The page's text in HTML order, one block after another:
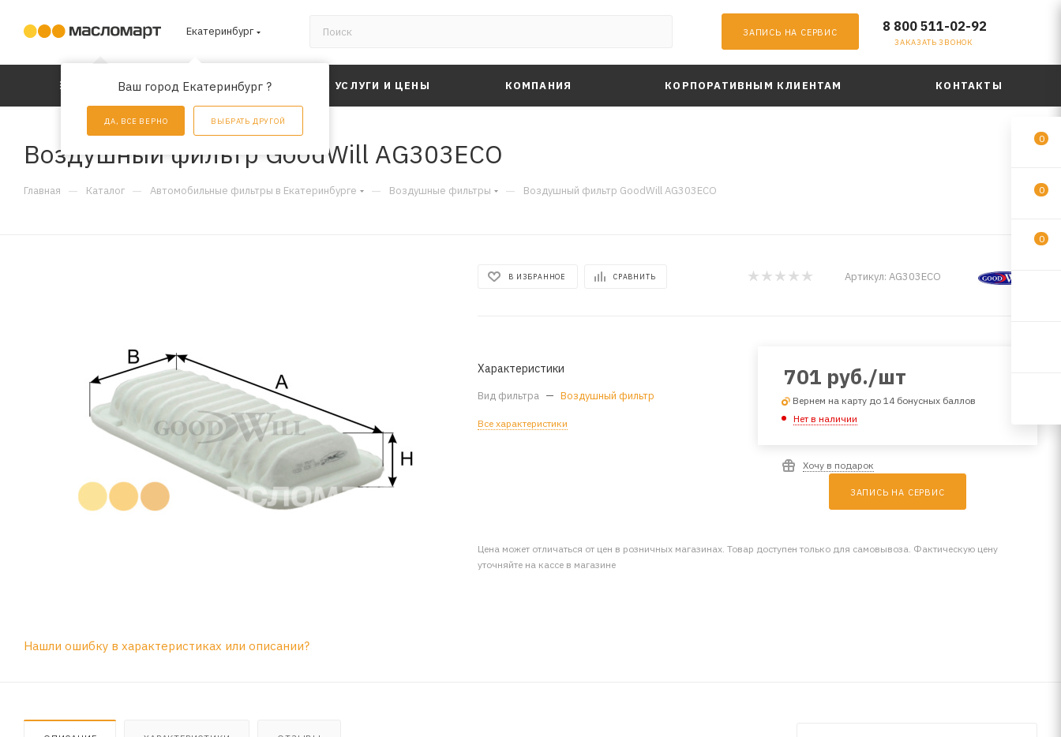
Екатеринбург
Ваш город Екатеринбург ?
ДА, ВСЕ ВЕРНО ВЫБРАТЬ ДРУГОЙ
ЗАПИСЬ НА СЕРВИС 8 800 511-02-92
ЗАКАЗАТЬ ЗВОНОК
КАТАЛОГ АКЦИИ УСЛУГИ И ЦЕНЫ КОМПАНИЯ КОРПОРАТИВНЫМ КЛИЕНТАМ КОНТАКТЫ
Воздушный фильтр GoodWill AG303ECO
Главная — Каталог — Автомобильные фильтры в Екатеринбурге — Воздушные фильтры — Воздушный фильтр GoodWill AG303ECO
В ИЗБРАННОЕ СРАВНИТЬ Артикул: AG303ECO
Характеристики
Вид фильтра — Воздушный фильтр
Все характеристики
701 руб./шт
Вернем на карту до 14 бонусных баллов
Нет в наличии
Хочу в подарок
ЗАПИСЬ НА СЕРВИС
Цена может отличаться от цен в розничных магазинах. Товар доступен только для самовывоза. Фактическую цену
уточняйте на кассе в магазине
Нашли ошибку в характеристиках или описании?
0
0
0